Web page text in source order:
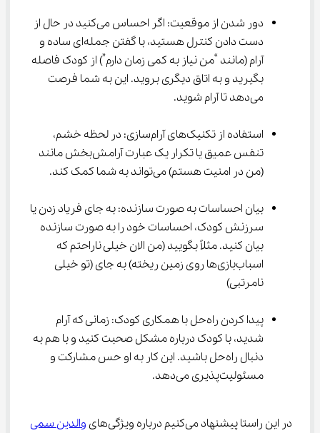
دور شدن از موقعیت: اگر احساس می‌کنید در حال از
دست دادن کنترل هستید، با گفتن جمله‌ای ساده و
آرام (مانند “من نیاز به کمی زمان دارم”) از کودک فاصله
بگیرید و به اتاق دیگری بروید. این به شما فرصت
می‌دهد تا آرام شوید.
استفاده از تکنیک‌های آرام‌سازی: در لحظه خشم،
تنفس عمیق یا تکرار یک عبارت آرامش‌بخش مانند
(من در امنیت هستم) می‌تواند به شما کمک کند.
بیان احساسات به صورت سازنده: به جای فریاد زدن یا
سرزنش کودک، احساسات خود را به صورت سازنده
بیان کنید. مثلاً بگویید (من الان خیلی ناراحتم که
اسباب‌بازی‌ها روی زمین ریخته) به جای (تو خیلی
نامرتبی)
پیدا کردن راه‌حل با همکاری کودک: زمانی که آرام
شدید، با کودک درباره مشکل صحبت کنید و با هم به
دنبال راه‌حل باشید. این کار به او حس مشارکت و
مسئولیت‌پذیری می‌دهد.
در این راستا پیشنهاد می‌کنیم درباره ویژگی‌های
والدین سمی